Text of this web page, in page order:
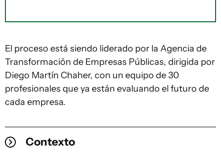
El proceso está siendo liderado por la Agencia de
Transformación de Empresas Públicas, dirigida por
Diego Martín Chaher, con un equipo de 30
profesionales que ya están evaluando el futuro de
cada empresa.
Contexto